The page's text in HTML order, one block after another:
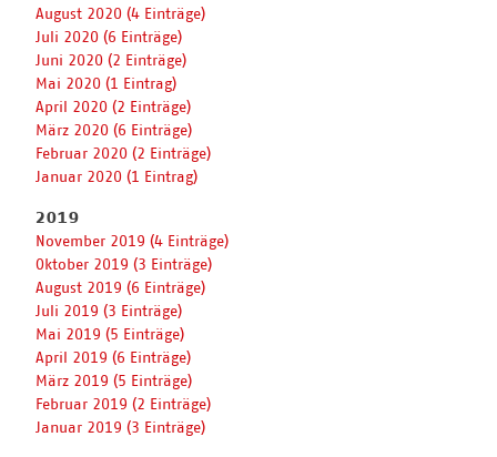
August 2020 (4 Einträge)
Juli 2020 (6 Einträge)
Juni 2020 (2 Einträge)
Mai 2020 (1 Eintrag)
April 2020 (2 Einträge)
März 2020 (6 Einträge)
Februar 2020 (2 Einträge)
Januar 2020 (1 Eintrag)
2019
November 2019 (4 Einträge)
Oktober 2019 (3 Einträge)
August 2019 (6 Einträge)
Juli 2019 (3 Einträge)
Mai 2019 (5 Einträge)
April 2019 (6 Einträge)
März 2019 (5 Einträge)
Februar 2019 (2 Einträge)
Januar 2019 (3 Einträge)